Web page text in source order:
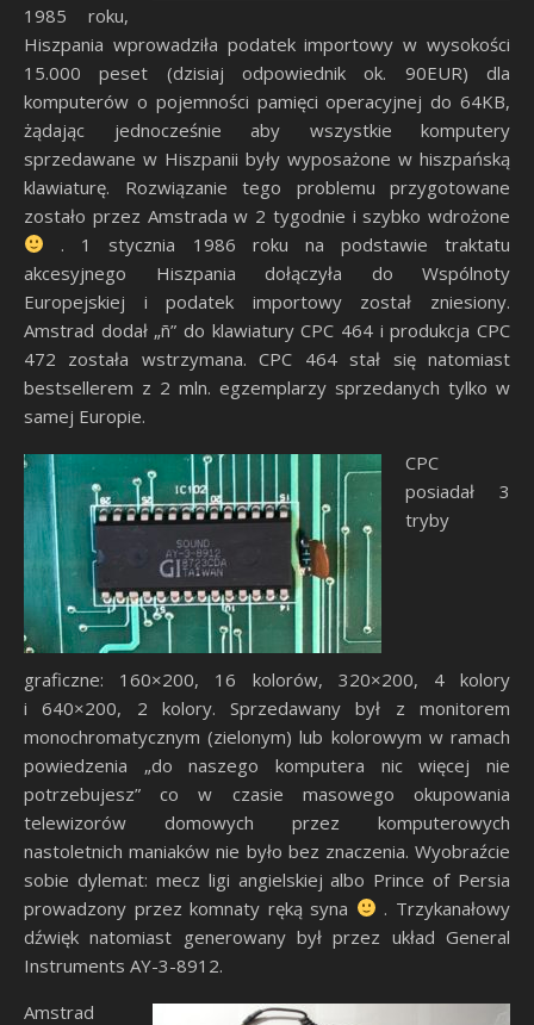
1985 roku,
Hiszpania wprowadziła podatek importowy w wysokości
15.000 peset (dzisiaj odpowiednik ok. 90EUR) dla
komputerów o pojemności pamięci operacyjnej do 64KB,
żądając jednocześnie aby wszystkie komputery
sprzedawane w Hiszpanii były wyposażone w hiszpańską
klawiaturę. Rozwiązanie tego problemu przygotowane
zostało przez Amstrada w 2 tygodnie i szybko wdrożone
. 1 stycznia 1986 roku na podstawie traktatu
akcesyjnego Hiszpania dołączyła do Wspólnoty
Europejskiej i podatek importowy został zniesiony.
Amstrad dodał „ñ” do klawiatury CPC 464 i produkcja CPC
472 została wstrzymana. CPC 464 stał się natomiast
bestsellerem z 2 mln. egzemplarzy sprzedanych tylko w
samej Europie.
CPC
posiadał 3
tryby
graficzne: 160×200, 16 kolorów, 320×200, 4 kolory
i 640×200, 2 kolory. Sprzedawany był z monitorem
monochromatycznym (zielonym) lub kolorowym w ramach
powiedzenia „do naszego komputera nic więcej nie
potrzebujesz” co w czasie masowego okupowania
telewizorów domowych przez komputerowych
nastoletnich maniaków nie było bez znaczenia. Wyobraźcie
sobie dylemat: mecz ligi angielskiej albo Prince of Persia
prowadzony przez komnaty ręką syna
. Trzykanałowy
dźwięk natomiast generowany był przez układ General
Instruments AY-3-8912.
Amstrad